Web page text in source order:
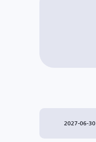
2027-06-30